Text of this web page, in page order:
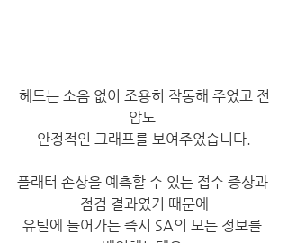
​헤드는 소음 없이 조용히 작동해 주었고 전
압도
안정적인 그래프를 보여주었습니다.
플래터 손상을 예측할 수 있는 접수 증상과
점검 결과였기 때문에
유틸에 들어가는 즉시 SA의 모든 정보를